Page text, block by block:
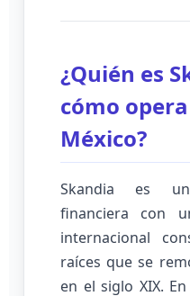
¿Quién es
cómo
México?
Skandia es
financiera con
internacional
raíces que se
en el siglo XIX.